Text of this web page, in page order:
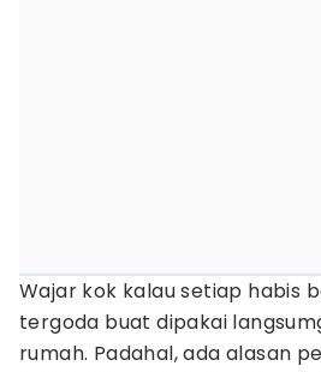
Wajar kok kalau setiap habis
tergoda buat dipakai
rumah. Padahal, ada alasan